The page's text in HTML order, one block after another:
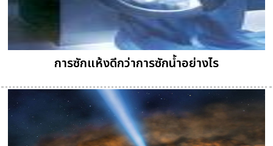
การซักแห้งดีกว่าการซักน้ำอย่างไร